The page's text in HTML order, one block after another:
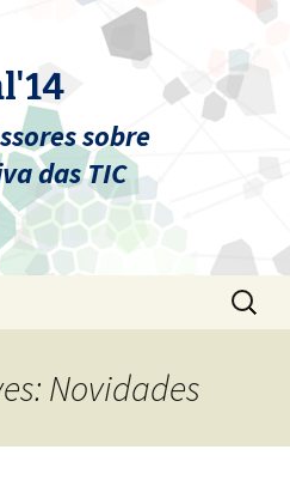
sobre
das TIC
por:
Novidades